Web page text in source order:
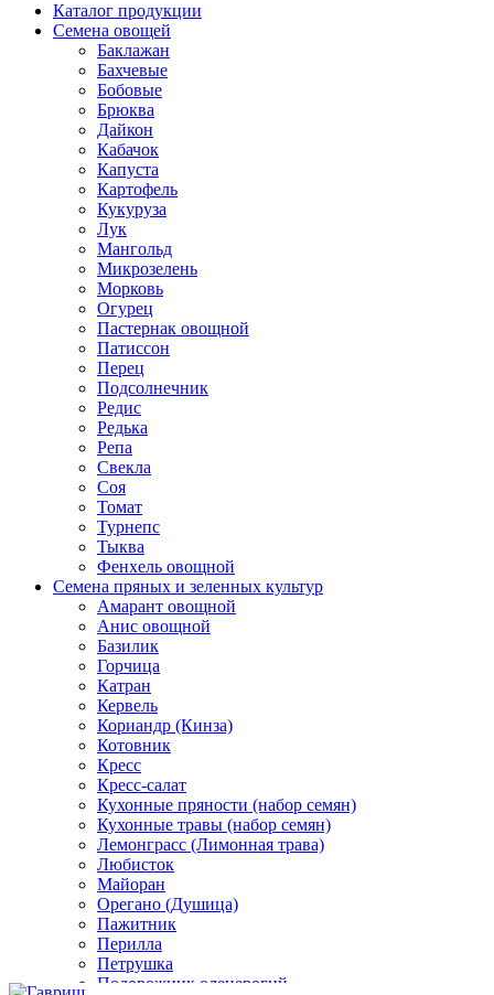
Каталог продукции
Семена овощей
Баклажан
Бахчевые
Бобовые
Брюква
Дайкон
Кабачок
Капуста
Картофель
Кукуруза
Лук
Мангольд
Микрозелень
Морковь
Огурец
Пастернак овощной
Патиссон
Перец
Подсолнечник
Редис
Редька
Репа
Свекла
Соя
Томат
Турнепс
Тыква
Фенхель овощной
Семена пряных и зеленных культур
Амарант овощной
Анис овощной
Базилик
Горчица
Катран
Кервель
Кориандр (Кинза)
Котовник
Кресс
Кресс-салат
Кухонные пряности (набор семян)
Кухонные травы (набор семян)
Лемонграсс (Лимонная трава)
Любисток
Майоран
Орегано (Душица)
Пажитник
Перилла
Петрушка
Подорожник оленерогий